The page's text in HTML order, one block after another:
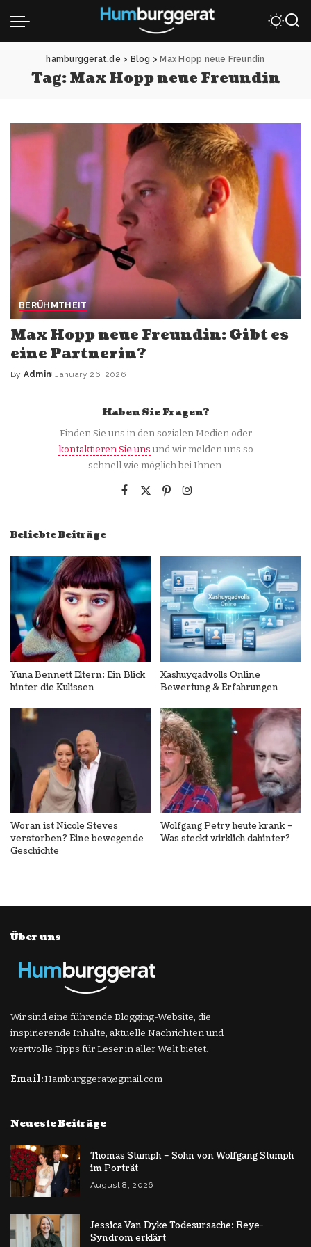
hamburggerat.de > Blog > Max Hopp neue Freundin
Tag:Max Hopp neue Freundin
BERÜHMTHEIT
Max Hopp neue Freundin: Gibt es
eine Partnerin?
Posted
By Admin January 26, 2026
Haben Sie Fragen?
Finden Sie uns in den sozialen Medien oder
kontaktieren Sie uns und wir melden uns so
schnell wie möglich bei Ihnen.
Beliebte Beiträge
Yuna Bennett Eltern: Ein Blick
hinter die Kulissen
Xashuyqadvolls Online
Bewertung & Erfahrungen
Woran ist Nicole Steves
verstorben? Eine bewegende
Geschichte
Wolfgang Petry heute krank –
Was steckt wirklich dahinter?
Über uns
Wir sind eine führende Blogging-Website, die
inspirierende Inhalte, aktuelle Nachrichten und
wertvolle Tipps für Leser in aller Welt bietet.
Email:Hamburggerat@gmail.com
Neueste Beiträge
Thomas Stumph – Sohn von Wolfgang Stumph
im Porträt
August 8, 2026
Jessica Van Dyke Todesursache: Reye-
Syndrom erklärt